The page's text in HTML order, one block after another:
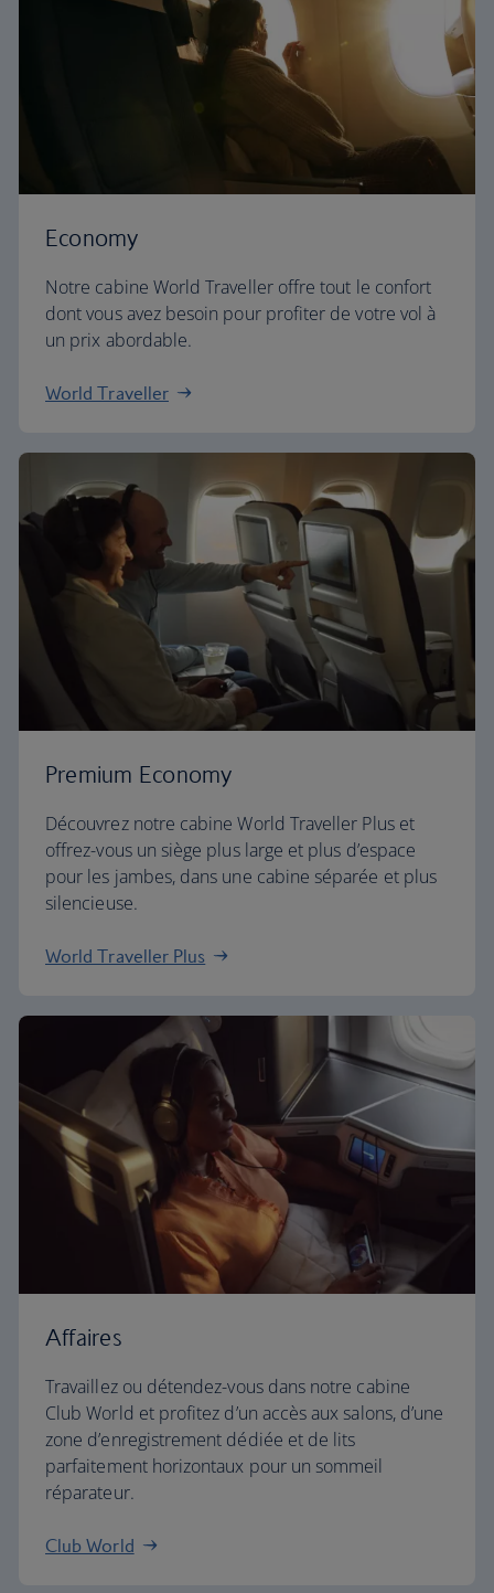
Economy
Notre cabine World Traveller offre tout le confort
dont vous avez besoin pour profiter de votre vol à
un prix abordable.
World Traveller
Premium Economy
Découvrez notre cabine World Traveller Plus et
offrez-vous un siège plus large et plus d’espace
pour les jambes, dans une cabine séparée et plus
silencieuse.
World Traveller Plus
Affaires
Travaillez ou détendez-vous dans notre cabine
Club World et profitez d’un accès aux salons, d’une
zone d’enregistrement dédiée et de lits
parfaitement horizontaux pour un sommeil
réparateur.
Club World